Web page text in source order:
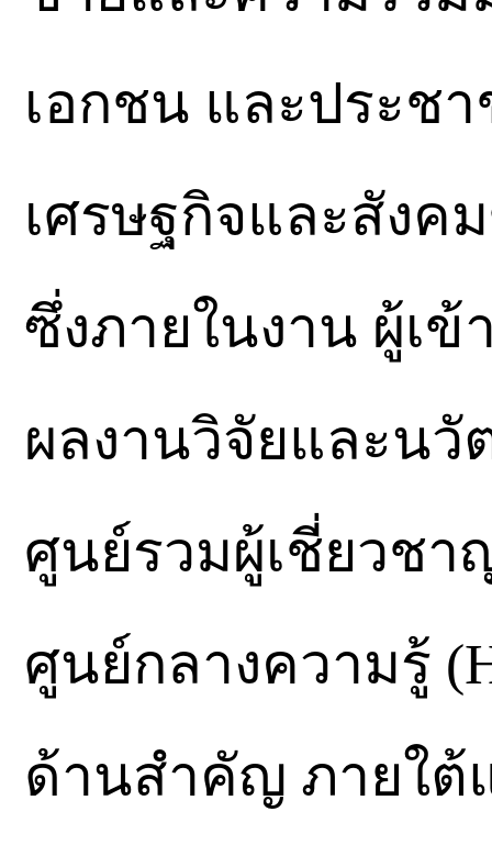
เอกชน และประช
เศรษฐกิจและสังค
ซึ่งภายในงาน ผู้เ
ผลงานวิจัยและนวั
ศูนย์รวมผู้เชี่ยวชา
ศูนย์กลางความรู้
ด้านสำคัญ ภายใ